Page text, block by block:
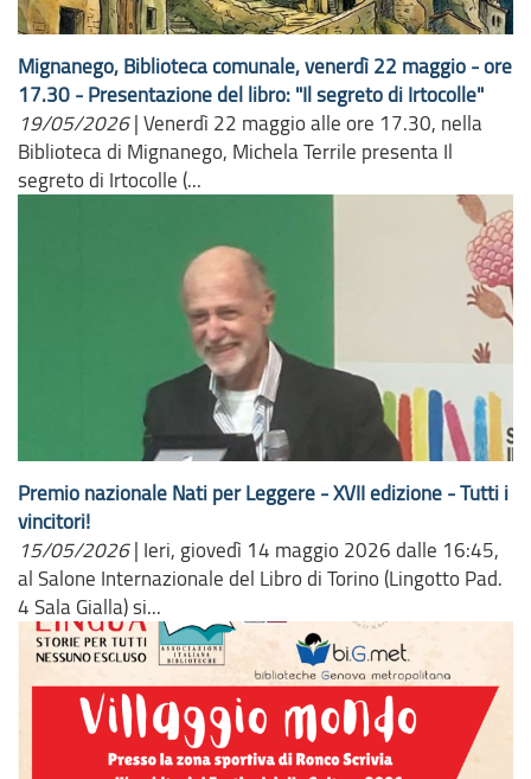
Mignanego, Biblioteca comunale, venerdì 22 maggio - ore
17.30 - Presentazione del libro: "Il segreto di Irtocolle"
19/05/2026 | Venerdì 22 maggio alle ore 17.30, nella
Biblioteca di Mignanego, Michela Terrile presenta Il
segreto di Irtocolle (...
Premio nazionale Nati per Leggere - XVII edizione - Tutti i
vincitori!
15/05/2026 | Ieri, giovedì 14 maggio 2026 dalle 16:45,
al Salone Internazionale del Libro di Torino (Lingotto Pad.
4 Sala Gialla) si...